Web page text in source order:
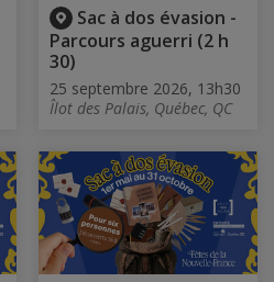
Sac à dos évasion -
Parcours aguerri (2 h
30)
25 septembre 2026, 13h30
Îlot des Palais, Québec, QC